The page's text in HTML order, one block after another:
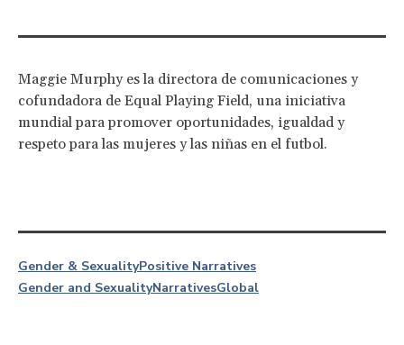
Maggie Murphy es la directora de comunicaciones y
cofundadora de Equal Playing Field, una iniciativa
mundial para promover oportunidades, igualdad y
respeto para las mujeres y las niñas en el futbol.
Gender & SexualityPositive Narratives
Gender and SexualityNarrativesGlobal